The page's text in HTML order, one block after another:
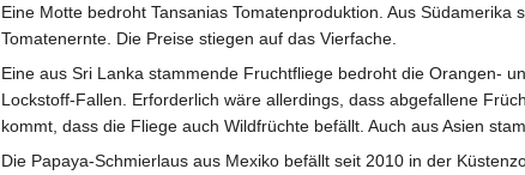
Eine Motte bedroht Tansanias Tomatenproduktion. Aus
Tomatenernte. Die Preise stiegen auf das Vierfache.
Eine aus Sri Lanka stammende Fruchtfliege bedroht die Orangen-
Lockstoff-Fallen. Erforderlich wäre allerdings, dass abgefallene
kommt, dass die Fliege auch Wildfrüchte befällt. Auch aus Asien
Die Papaya-Schmierlaus aus Mexiko befällt seit 2010 in der